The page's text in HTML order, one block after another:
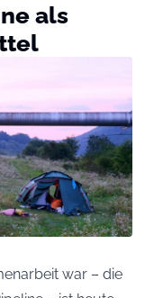
als
war – die